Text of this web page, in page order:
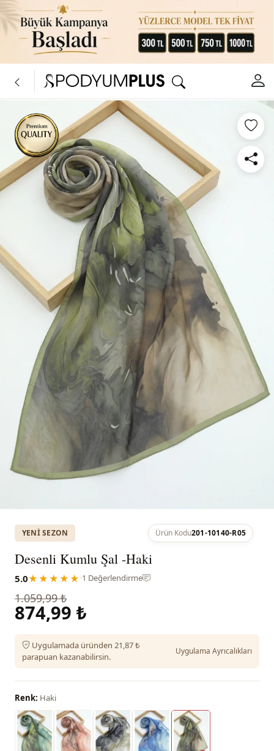
YENI SEZON Ürün Kodu201-10140-R05
Desenli Kumlu Şal -Haki
5.0★★★★★ ·1 Değerlendirme
1.059,99 ₺
874,99 ₺
Uygulamada üründen 21,87 ₺
parapuan kazanabilirsin.
Uygulama Ayrıcalıkları
Renk: Haki